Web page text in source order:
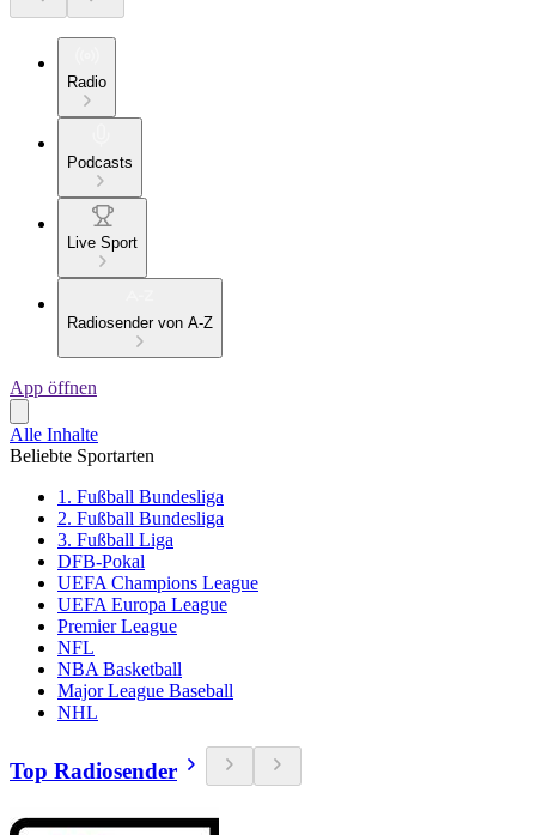
Radio
Podcasts
Live Sport
Radiosender von A-Z
App öffnen
Alle Inhalte
Beliebte Sportarten
1. Fußball Bundesliga
2. Fußball Bundesliga
3. Fußball Liga
DFB-Pokal
UEFA Champions League
UEFA Europa League
Premier League
NFL
NBA Basketball
Major League Baseball
NHL
Top Radiosender